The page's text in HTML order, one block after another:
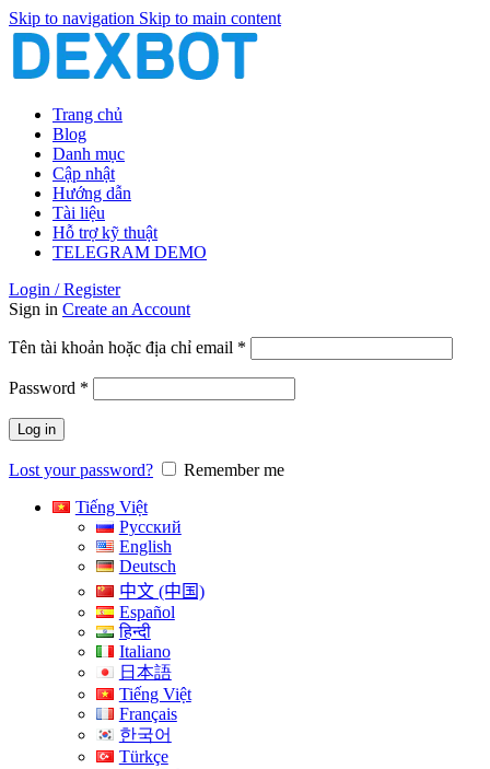
Skip to navigation Skip to main content
Trang chủ
Blog
Danh mục
Cập nhật
Hướng dẫn
Tài liệu
Hỗ trợ kỹ thuật
TELEGRAM DEMO
Login / Register
Sign in Create an Account
Tên tài khoản hoặc địa chỉ email *
buộc
Password *
buộc
Log in
Lost your password?
Remember me
Tiếng Việt
Русский
English
Deutsch
中文 (中国)
Español
हिन्दी
Italiano
日本語
Tiếng Việt
Français
한국어
Türkçe